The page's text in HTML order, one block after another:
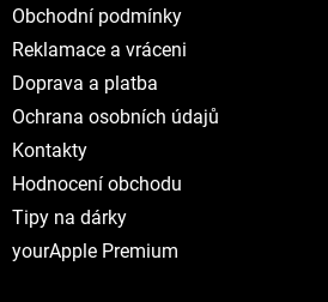
Obchodní podmínky
Reklamace a vráceni
Doprava a platba
Ochrana osobních údajů
Kontakty
Hodnocení obchodu
Tipy na dárky
yourApple Premium